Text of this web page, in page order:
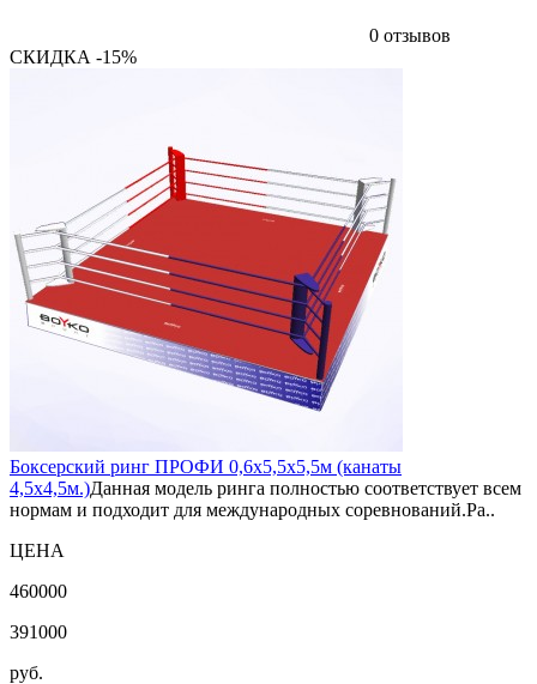
0 отзывов
СКИДКА -15%
Боксерский ринг ПРОФИ 0,6х5,5х5,5м (канаты
4,5х4,5м.)Данная модель ринга полностью соответствует всем
нормам и подходит для международных соревнований.Ра..
ЦЕНА
460000
391000
руб.